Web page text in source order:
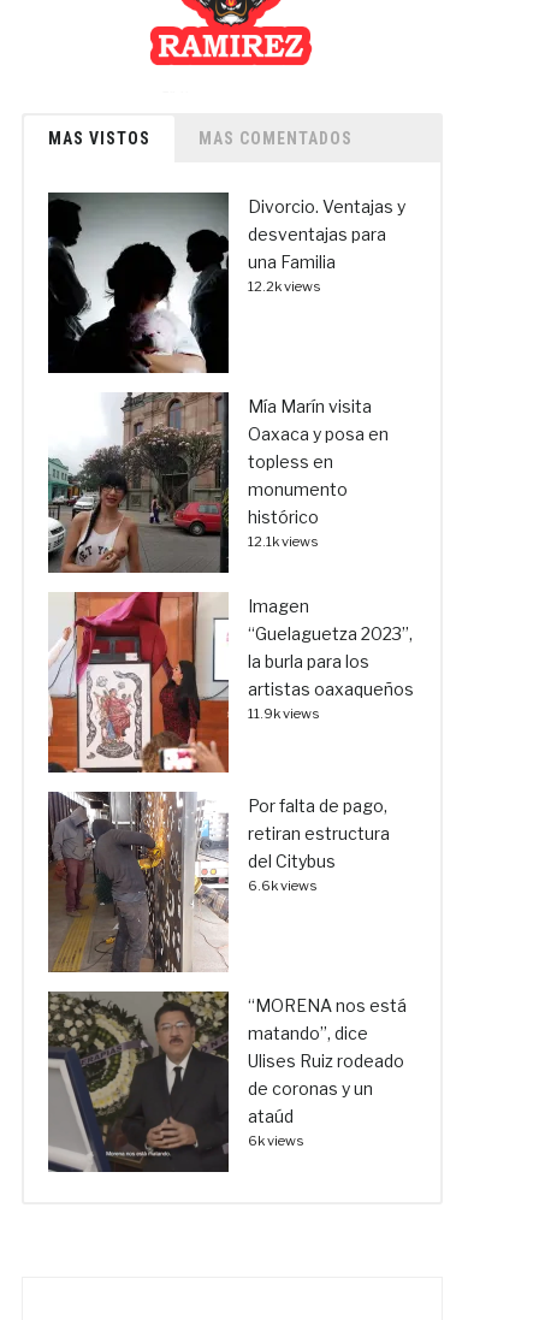
MAS VISTOS MAS COMENTADOS
Divorcio. Ventajas y
desventajas para
una Familia
12.2k views
Mía Marín visita
Oaxaca y posa en
topless en
monumento
histórico
12.1k views
Imagen
“Guelaguetza 2023”,
la burla para los
artistas oaxaqueños
11.9k views
Por falta de pago,
retiran estructura
del Citybus
6.6k views
“MORENA nos está
matando”, dice
Ulises Ruiz rodeado
de coronas y un
ataúd
6k views